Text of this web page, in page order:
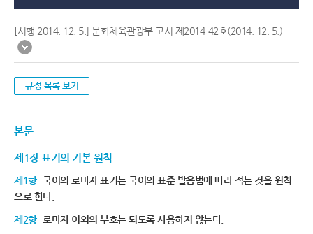
[시행 2014. 12. 5.] 문화체육관광부 고시 제2014-42호(2014. 12. 5.)
규정 목록 보기
본문
제1장 표기의 기본 원칙
제1항 국어의 로마자 표기는 국어의 표준 발음법에 따라 적는 것을 원칙
으로 한다.
제2항 로마자 이외의 부호는 되도록 사용하지 않는다.